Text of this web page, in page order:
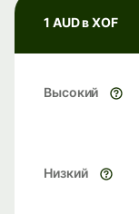
1 AUD в XOF
Высокий
Низкий